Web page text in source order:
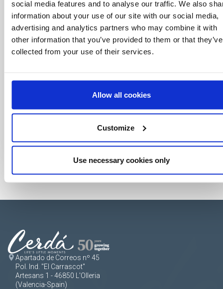
social media features and to analyse our traffic. We also
information about your use of our site with our social media,
advertising and analytics partners who may combine it with
other information that you’ve provided to them or that they’ve
collected from your use of their services.
Allow all cookies
Customize
Use necessary cookies only
Apartado de Correos nº 45
Pol. Ind. "El Carrascot"
Artesans 1 - 46850 L'Olleria
(Valencia-Spain)